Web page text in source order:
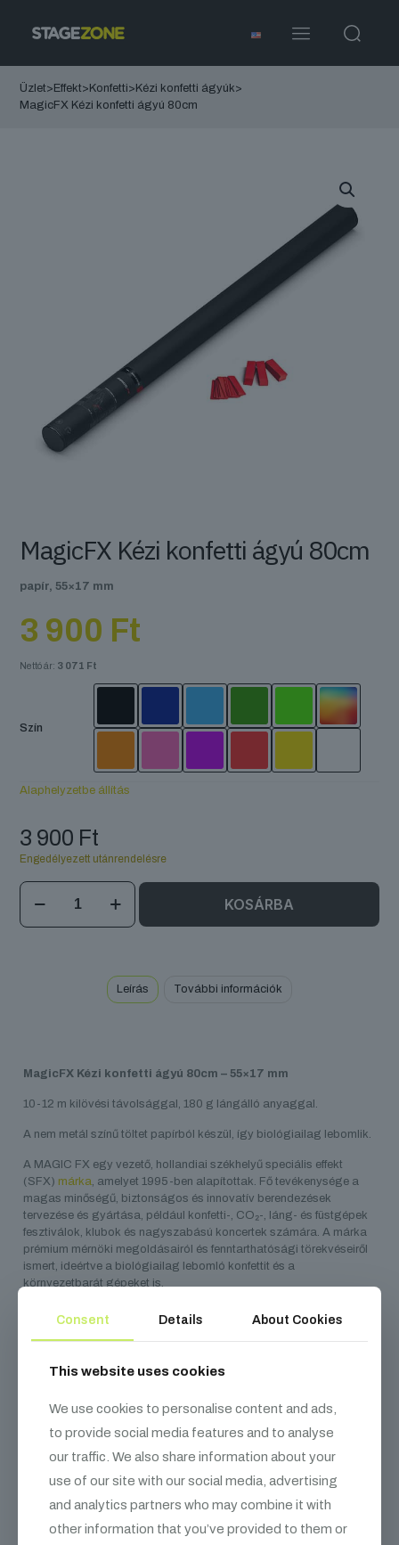
Üzlet> Effekt> Konfetti> Kézi konfetti ágyúk>
MagicFX Kézi konfetti ágyú 80cm
MagicFX Kézi konfetti ágyú 80cm
papír, 55×17 mm
3 900 Ft
Nettó ár: 3 071 Ft
Szín
Alaphelyzetbe állítás
3 900 Ft
Engedélyezett utánrendelésre
MagicFX
Kézi
konfetti
KOSÁRBA
Leírás További információk
MagicFX Kézi konfetti ágyú 80cm – 55×17 mm
10-12 m kilövési távolsággal, 180 g lángálló anyaggal.
A nem metál színű töltet papírból készül, így biológiailag lebomlik.
A MAGIC FX egy vezető, hollandiai székhelyű speciális effekt
(SFX) márka, amelyet 1995-ben alapítottak. Fő tevékenysége a
magas minőségű, biztonságos és innovatív berendezések
tervezése és gyártása, például konfetti-, CO₂-, láng- és füstgépek
fesztiválok, klubok és nagyszabású koncertek számára. A márka
prémium mérnöki megoldásairól és fenntarthatósági törekvéseiről
ismert, ideértve a biológiailag lebomló konfettit és a
környezetbarát gépeket is.
Kapcsolódótermékek
Consent Details About Cookies
This website uses cookies
We use cookies to personalise content and ads,
to provide social media features and to analyse
our traffic. We also share information about your
use of our site with our social media, advertising
and analytics partners who may combine it with
other information that you’ve provided to them or